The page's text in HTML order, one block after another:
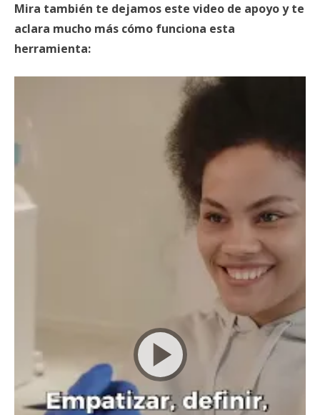
Mira también te dejamos este video de apoyo y te
aclara mucho más cómo funciona esta
herramienta: